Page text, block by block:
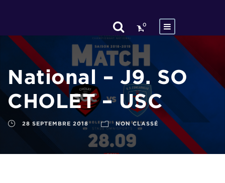
0
National – J9. SO
CHOLET – USC
28 SEPTEMBRE 2018 NON CLASSÉ